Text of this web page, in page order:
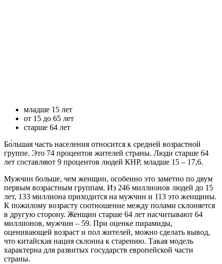
младше 15 лет
от 15 до 65 лет
старше 64 лет
Бо́льшая часть населения относится к средней возрастной
группе. Это 74 процентов жителей страны. Люди старше 64
лет составляют 9 процентов людей КНР, младше 15 – 17,6.
Мужчин больше, чем женщин, особенно это заметно по двум
первым возрастным группам. Из 246 миллионов людей до 15
лет, 133 миллиона приходится на мужчин и 113 это женщины.
К пожилому возрасту соотношение между полами склоняется
в другую сторону. Женщин старше 64 лет насчитывают 64
миллионов, мужчин – 59. При оценке пирамиды,
оценивающей возраст и пол жителей, можно сделать вывод,
что китайская нация склонна к старению. Такая модель
характерна для развитых государств европейской части
страны.